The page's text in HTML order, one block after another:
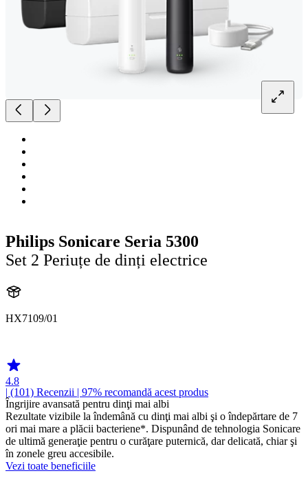
Philips Sonicare Seria 5300
Set 2 Periuțe de dinți electrice
HX7109/01
4.8
| (101) Recenzii | 97% recomandă acest produs
Îngrijire avansată pentru dinţi mai albi
Rezultate vizibile la îndemână cu dinţi mai albi şi o îndepărtare de 7
ori mai mare a plăcii bacteriene*. Dispunând de tehnologia Sonicare
de ultimă generaţie pentru o curăţare puternică, dar delicată, chiar şi
în zonele greu accesibile.
Vezi toate beneficiile